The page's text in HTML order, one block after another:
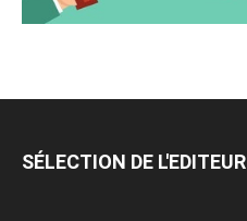
SÉLECTION DE L'EDITEUR